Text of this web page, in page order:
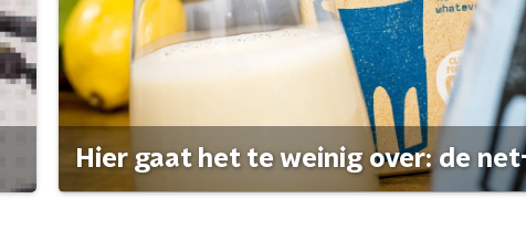
Hier gaat het te weinig over: de